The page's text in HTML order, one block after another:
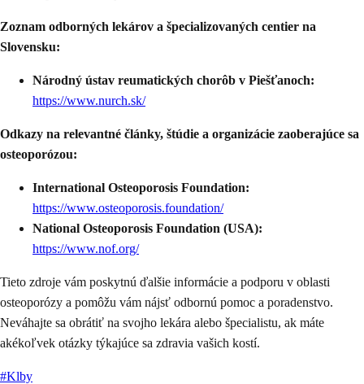
Zoznam odborných lekárov a špecializovaných centier na
Slovensku:
Národný ústav reumatických chorôb v Piešťanoch:
https://www.nurch.sk/
Odkazy na relevantné články, štúdie a organizácie zaoberajúce sa
osteoporózou:
International Osteoporosis Foundation:
https://www.osteoporosis.foundation/
National Osteoporosis Foundation (USA):
https://www.nof.org/
Tieto zdroje vám poskytnú ďalšie informácie a podporu v oblasti
osteoporózy a pomôžu vám nájsť odbornú pomoc a poradenstvo.
Neváhajte sa obrátiť na svojho lekára alebo špecialistu, ak máte
akékoľvek otázky týkajúce sa zdravia vašich kostí.
#Klby